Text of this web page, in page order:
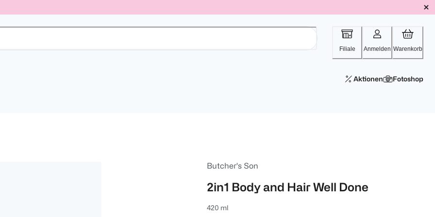
Filiale Anmelden Warenkorb
Aktionen Fotoshop
Butcher's Son
2in1 Body and Hair Well Done
420 ml